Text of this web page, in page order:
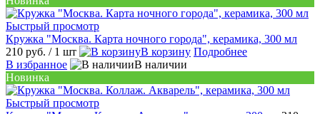
Быстрый просмотр
Кружка "Москва. Карта ночного города", керамика, 300 мл
210 руб. / 1 шт В корзину Подробнее
В избранное
В наличии
Новинка
Быстрый просмотр